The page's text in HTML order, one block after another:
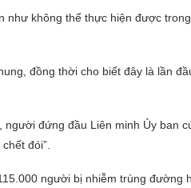
không thể thực hiện được
đồng thời cho biết đây là lần
đứng đầu Liên minh Ủy ban
đói”.
người bị nhiễm trùng đường